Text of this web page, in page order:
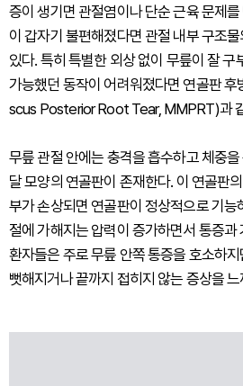
증이 생기면 관절염이나 단순 근육 문제
이 갑자기 불편해졌다면 관절 내부 구조
있다. 특히 특별한 외상 없이 무릎이 잘
가능했던 동작이 어려워졌다면 연골판
scus Posterior Root Tear, MMPRT)과
무릎 관절 안에는 충격을 흡수하고 체중
달 모양의 연골판이 존재한다. 이 연골판
부가 손상되면 연골판이 정상적으로 기능
절에 가해지는 압력이 증가하면서 통증과
환자들은 주로 무릎 안쪽 통증을 호소하
뻣해지거나 끝까지 접히지 않는 증상을